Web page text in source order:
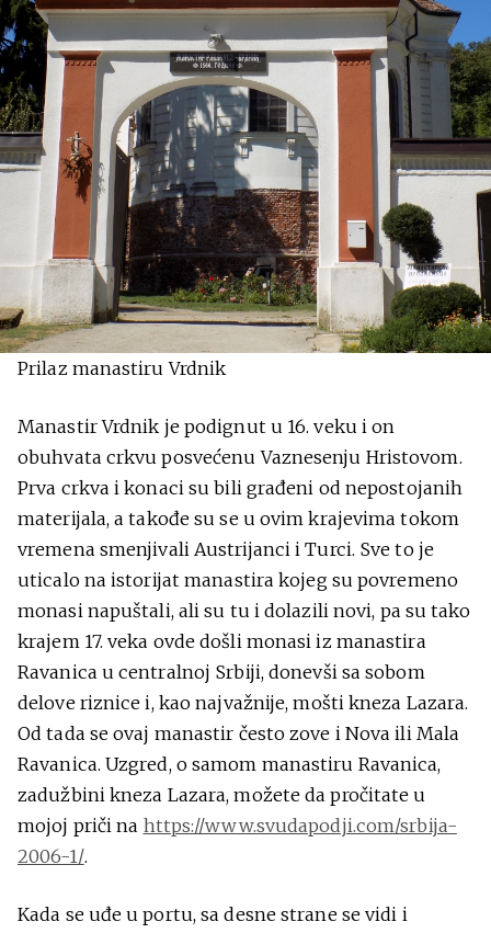
Prilaz manastiru Vrdnik
Manastir Vrdnik je podignut u 16. veku i on
obuhvata crkvu posvećenu Vaznesenju Hristovom.
Prva crkva i konaci su bili građeni od nepostojanih
materijala, a takođe su se u ovim krajevima tokom
vremena smenjivali Austrijanci i Turci. Sve to je
uticalo na istorijat manastira kojeg su povremeno
monasi napuštali, ali su tu i dolazili novi, pa su tako
krajem 17. veka ovde došli monasi iz manastira
Ravanica u centralnoj Srbiji, donevši sa sobom
delove riznice i, kao najvažnije, mošti kneza Lazara.
Od tada se ovaj manastir često zove i Nova ili Mala
Ravanica. Uzgred, o samom manastiru Ravanica,
zadužbini kneza Lazara, možete da pročitate u
mojoj priči na https://www.svudapodji.com/srbija-
2006-1/.
Kada se uđe u portu, sa desne strane se vidi i